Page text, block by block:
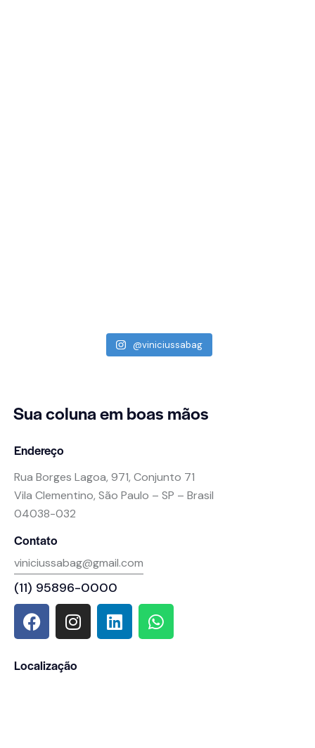
@viniciussabag
Sua colunaem boas mãos
Endereço
Rua Borges Lagoa, 971, Conjunto 71
Vila Clementino, São Paulo – SP – Brasil
04038-032
Contato
viniciussabag@gmail.com
(11) 95896-0000
Localização